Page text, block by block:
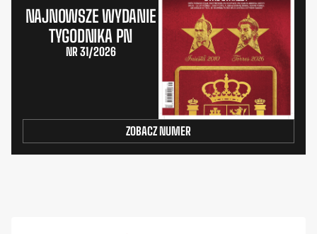
NAJNOWSZE WYDANIE
TYGODNIKA PN
NR 31/2026
ZOBACZ NUMER